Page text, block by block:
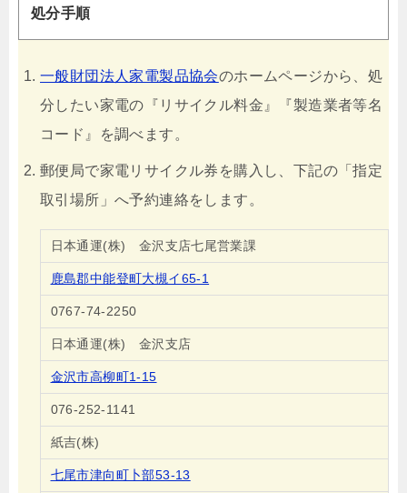
処分手順
一般財団法人家電製品協会のホームページから、処
分したい家電の『リサイクル料金』『製造業者等名
コード』を調べます。
郵便局で家電リサイクル券を購入し、下記の「指定
取引場所」へ予約連絡をします。
日本通運(株) 金沢支店七尾営業課
鹿島郡中能登町大槻イ65-1
0767-74-2250
日本通運(株) 金沢支店
金沢市高柳町1-15
076-252-1141
紙吉(株)
七尾市津向町卜部53-13